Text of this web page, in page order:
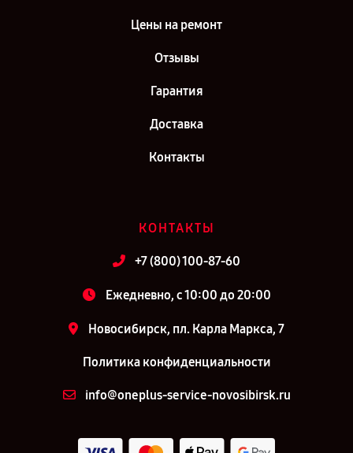
Цены на ремонт
Отзывы
Гарантия
Доставка
Контакты
КОНТАКТЫ
+7 (800) 100-87-60
Ежедневно, с 10:00 до 20:00
Новосибирск, пл. Карла Маркса, 7
Политика конфиденциальности
info@oneplus-service-novosibirsk.ru